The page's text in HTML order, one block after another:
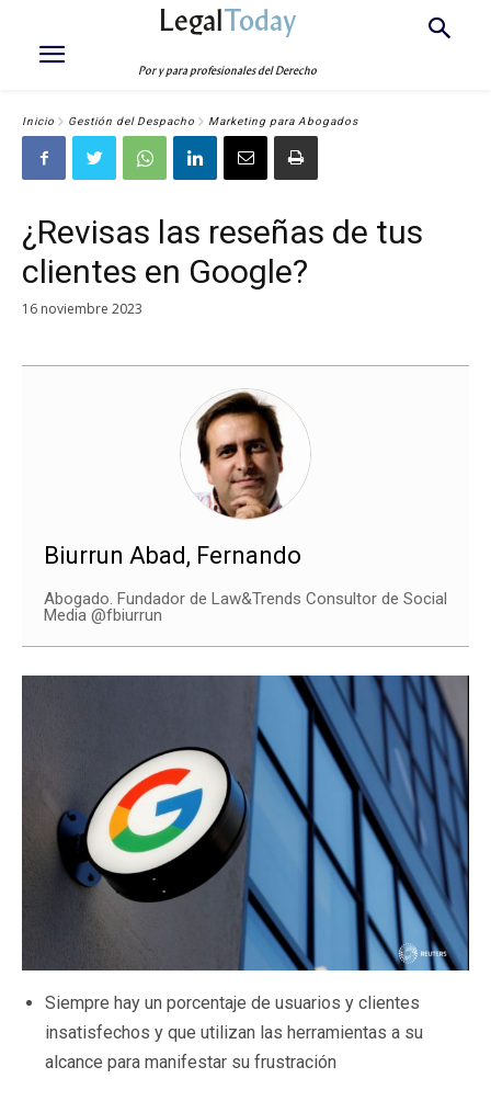
LegalToday
Por y para profesionales del Derecho
Inicio Gestión del Despacho Marketing para Abogados
¿Revisas las reseñas de tus
clientes en Google?
16 noviembre 2023
Biurrun Abad, Fernando
Abogado. Fundador de Law&Trends Consultor de Social
Media @fbiurrun
Siempre hay un porcentaje de usuarios y clientes
insatisfechos y que utilizan las herramientas a su
alcance para manifestar su frustración